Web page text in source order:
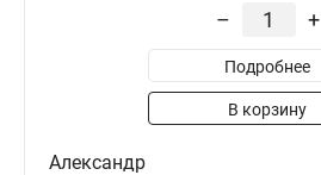
– +
Подробнее
В корзину
Александр